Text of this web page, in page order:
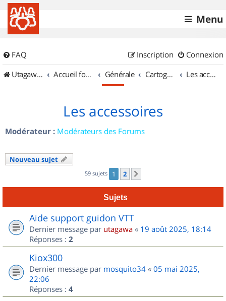
Menu
FAQ Connexion
Inscription
UtagawaVTT (Randos VTT et VTTAE avec traces GPS)
Accueil forum Générale Cartographie et GPS Les accessoires
Les accessoires
Modérateur : Modérateurs des Forums
Nouveau sujet
59 sujets 1 2
Sujets
Aide support guidon VTT
Dernier message par utagawa « 19 août 2025, 18:14
Réponses : 2
Kiox300
Dernier message par mosquito34 « 05 mai 2025,
22:06
Réponses : 4